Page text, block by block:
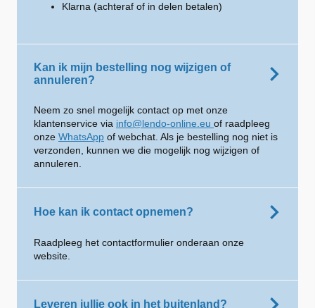
Klarna (achteraf of in delen betalen)
Kan ik mijn bestelling nog wijzigen of
annuleren?
Neem zo snel mogelijk contact op met onze
klantenservice via info@lendo-online.eu of raadpleeg
onze WhatsApp of webchat. Als je bestelling nog niet is
verzonden, kunnen we die mogelijk nog wijzigen of
annuleren.
Hoe kan ik contact opnemen?
Raadpleeg het contactformulier onderaan onze
website.
Leveren jullie ook in het buitenland?